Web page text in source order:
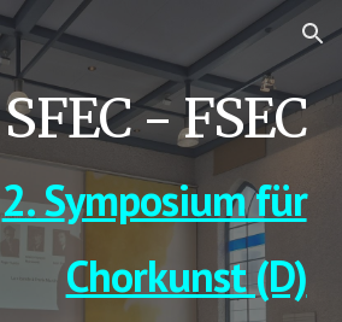
Skip to navigation
SFEC - FSEC
2. Symposium für
Chorkunst (D)